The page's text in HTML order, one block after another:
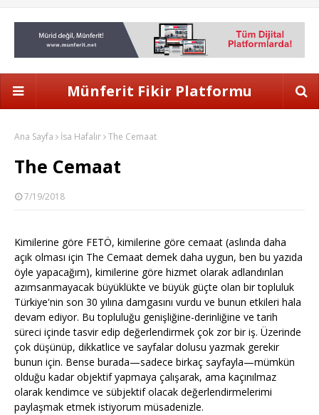
Münferit Fikir Platformu
Ana Sayfa İsa Hafalır The Cemaat
The Cemaat
7/19/2018
Kimilerine göre FETÖ, kimilerine göre cemaat (aslında daha
açık olması için The Cemaat demek daha uygun, ben bu yazıda
öyle yapacağım), kimilerine göre hizmet olarak adlandırılan
azımsanmayacak büyüklükte ve büyük güçte olan bir topluluk
Türkiye'nin son 30 yılına damgasını vurdu ve bunun etkileri hala
devam ediyor. Bu topluluğu genişliğine-derinliğine ve tarih
süreci içinde tasvir edip değerlendirmek çok zor bir iş. Üzerinde
çok düşünüp, dikkatlice ve sayfalar dolusu yazmak gerekir
bunun için. Bense burada—sadece birkaç sayfayla—mümkün
olduğu kadar objektif yapmaya çalışarak, ama kaçınılmaz
olarak kendimce ve sübjektif olacak değerlendirmelerimi
paylaşmak etmek istiyorum müsadenizle.